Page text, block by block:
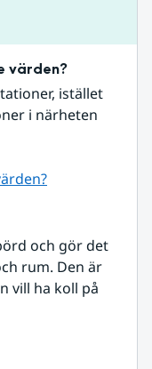
värden?
istället
i närheten
och gör det
rum. Den är
vill ha koll på